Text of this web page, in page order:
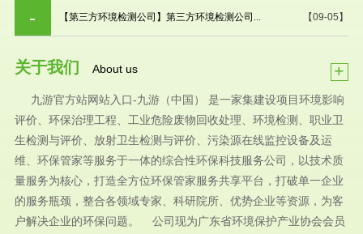
【09-05】
【第三方环境检测公司】第三方环境检测公司...
关于我们 About us +
九游官方站网站入口-九游（中国） 是一家集建设项目环境影响
评价、环保治理工程、工业危险废物回收处理、环境检测、职业卫
生检测与评价、放射卫生检测与评价、污染源在线监控设备及运
维、环保管家等服务于一体的综合性环保科技服务公司，以技术质
量服务为核心，打造全方位环保管家服务共享平台，打破单一企业
的服务瓶颈，整合各领域专家、科研院所、优势企业等资源，为客
户解决企业的环保问题。 公司现为广东省环境保护产业协会会员